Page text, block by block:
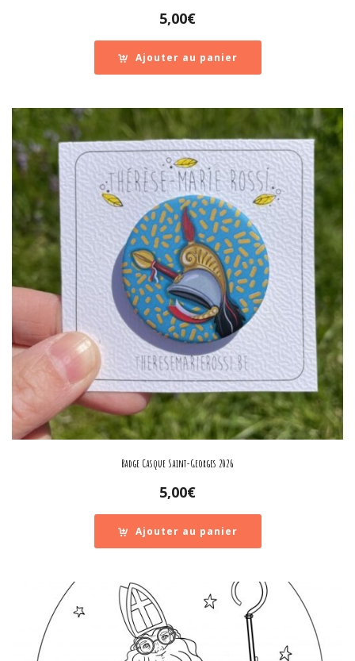
5,00€
Ajouter au panier
Badge Casque Saint-Georges 2026
5,00€
Ajouter au panier